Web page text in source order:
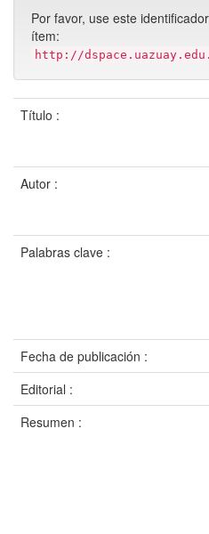
Por favor, use este
ítem:
http://
Título :
Autor :
Palabras clave :
Fecha de publicación :
Editorial :
Resumen :